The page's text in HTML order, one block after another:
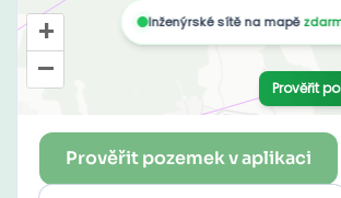
Prověřit pozemek v aplikaci